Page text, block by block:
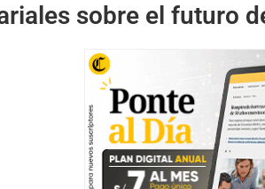
sobre el futuro